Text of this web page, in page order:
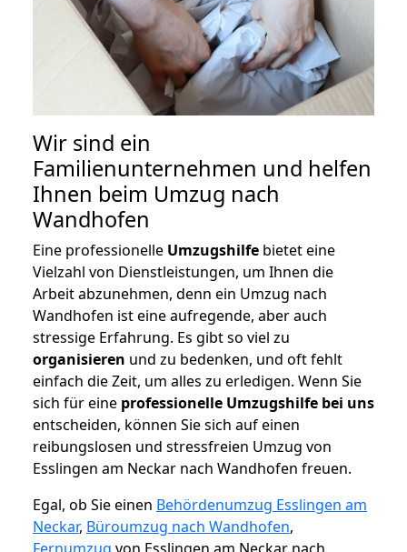
Wir sind ein
Familienunternehmen und helfen
Ihnen beim Umzug nach
Wandhofen
Eine professionelle Umzugshilfe bietet eine
Vielzahl von Dienstleistungen, um Ihnen die
Arbeit abzunehmen, denn ein Umzug nach
Wandhofen ist eine aufregende, aber auch
stressige Erfahrung. Es gibt so viel zu
organisieren und zu bedenken, und oft fehlt
einfach die Zeit, um alles zu erledigen. Wenn Sie
sich für eine professionelle Umzugshilfe bei uns
entscheiden, können Sie sich auf einen
reibungslosen und stressfreien Umzug von
Esslingen am Neckar nach Wandhofen freuen.
Egal, ob Sie einen Behördenumzug Esslingen am
Neckar, Büroumzug nach Wandhofen,